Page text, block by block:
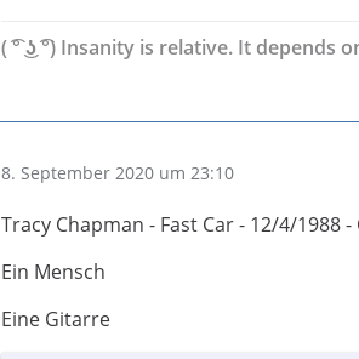
( ͡° ͜ʖ ͡°) Insanity is relative. It depends
8. September 2020 um 23:10
Tracy Chapman - Fast Car - 12/4/1988
Ein Mensch
Eine Gitarre